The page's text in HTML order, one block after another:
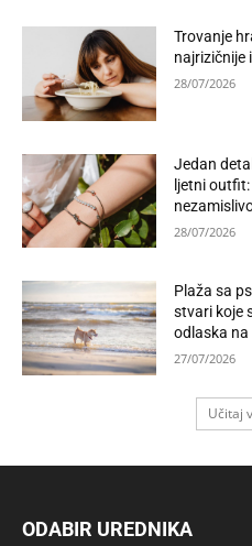
Trovanje
najrizičnije
28/07/2026
Jedan
ljetni outfit:
28/07/2026
Plaža sa
stvari koje
odlaska na
27/07/2026
Učitaj
ODABIR UREDNIKA